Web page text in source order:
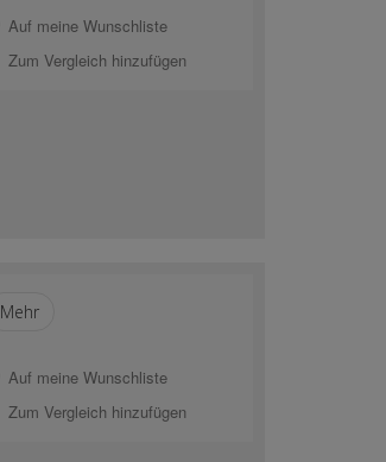
Auf meine Wunschliste
Zum Vergleich hinzufügen
Mehr
Auf meine Wunschliste
Zum Vergleich hinzufügen